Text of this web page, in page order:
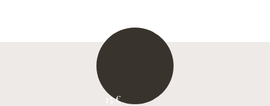
15 €